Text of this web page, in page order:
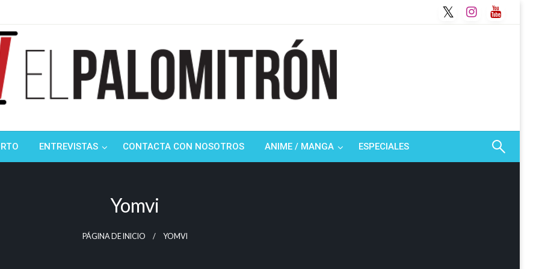
ENTREVISTAS CONTACTA CON NOSOTROS ANIME / MANGA ESPECIALES
Yomvi
PÁGINA DE INICIO YOMVI